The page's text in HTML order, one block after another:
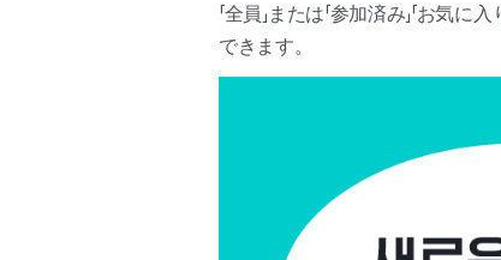
「全員」または「参加済み」「お気
できます。